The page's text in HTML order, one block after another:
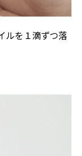
ルを１滴ずつ落